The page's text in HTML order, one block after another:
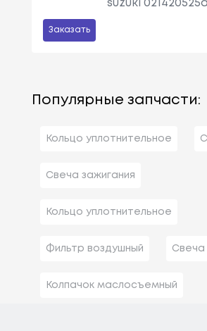
suzuki 021420525a
Заказать
Популярные запчасти:
Кольцо уплотнительное
Свеча зажигания
Кольцо уплотнительное
Фильтр воздушный Свеча
Колпачок маслосъемный